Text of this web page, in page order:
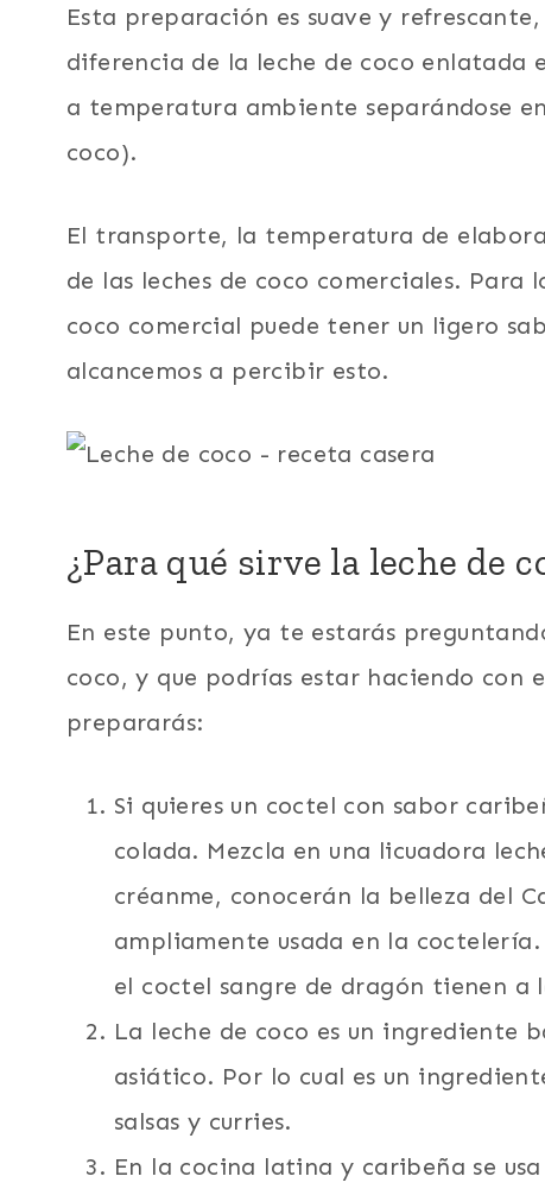
Esta preparación es suave y
diferencia de la leche de coco enlatada
a temperatura ambiente separándose
coco).
El transporte, la temperatura de
de las leches de coco comerciales. Para
coco comercial puede tener un ligero
alcancemos a percibir esto.
¿Para qué sirve la leche de
En este punto, ya te estarás
coco, y que podrías estar haciendo con
prepararás:
Si quieres un coctel con sabor
colada. Mezcla en una licuadora
créanme, conocerán la belleza del
ampliamente usada en la
el coctel sangre de dragón tienen
La leche de coco es un ingrediente
asiático. Por lo cual es un
salsas y curries.
En la cocina latina y caribeña se